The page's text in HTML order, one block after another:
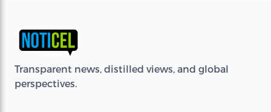
Transparent news, distilled views, and global
perspectives.